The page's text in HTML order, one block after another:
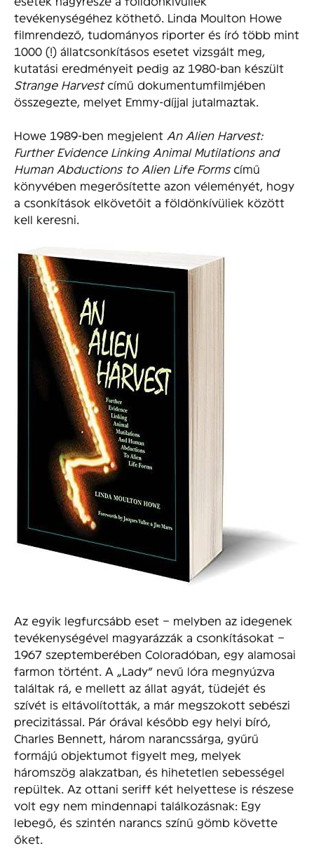
tevékenységéhez köthető. Linda Moulton Howe
filmrendező, tudományos riporter és író több mint
1000 (!) állatcsonkításos esetet vizsgált meg,
kutatási eredményeit pedig az 1980-ban készült
Strange Harvestcímű dokumentumfilmjében
összegezte, melyet Emmy-díjjal jutalmaztak.
Howe 1989-ben megjelent An Alien Harvest:
Further Evidence Linking Animal Mutilations and
Human Abductions to Alien Life Formscímű
könyvében megerősítette azon véleményét, hogy
a csonkítások elkövetőit a földönkívüliek között
kell keresni.
Az egyik legfurcsább eset – melyben az idegenek
tevékenységével magyarázzák a csonkításokat –
1967 szeptemberében Coloradóban, egy alamosai
farmon történt. A „Lady” nevű lóra megnyúzva
találtak rá, e mellett az állat agyát, tüdejét és
szívét is eltávolították, a már megszokott sebészi
precizitással. Pár órával később egy helyi bíró,
Charles Bennett, három narancssárga, gyűrű
formájú objektumot figyelt meg, melyek
háromszög alakzatban, és hihetetlen sebességel
repültek. Az ottani seriff két helyettese is részese
volt egy nem mindennapi találkozásnak: Egy
lebegő, és szintén narancs színű gömb követte
őket.